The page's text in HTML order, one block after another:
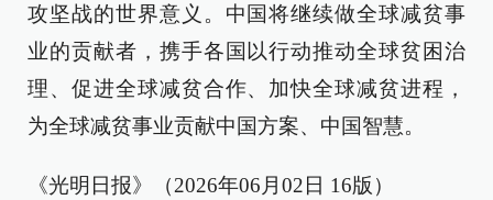
攻坚战的世界意义。中国将继续做全球减贫事
业的贡献者，携手各国以行动推动全球贫困治
理、促进全球减贫合作、加快全球减贫进程，
为全球减贫事业贡献中国方案、中国智慧。
《光明日报》（2026年06月02日 16版）